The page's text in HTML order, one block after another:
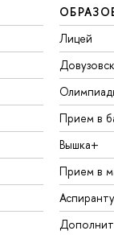
Лицей
Прием в
Вышка+
Прием в